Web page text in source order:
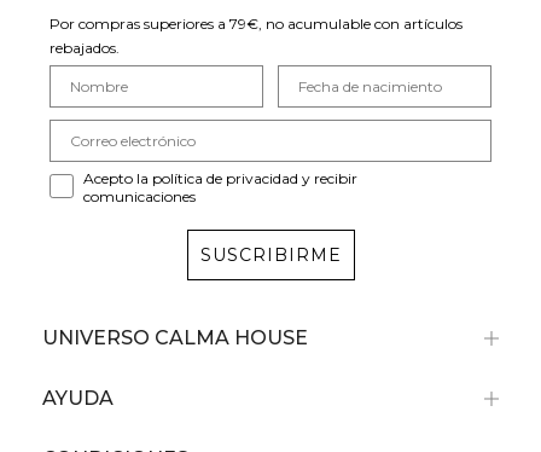
Por compras superiores a 79€, no acumulable con artículos
rebajados.
Acepto la política de privacidad y recibir
comunicaciones
SUSCRIBIRME
UNIVERSO CALMA HOUSE
AYUDA